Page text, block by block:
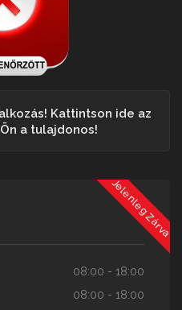
Kattintson ide az
a tulajdonos!
Jelenleg Zárva
08:00 - 18:00
08:00 - 18:00